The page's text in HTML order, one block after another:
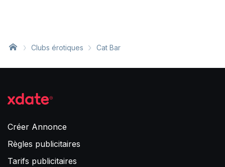
Clubs érotiques Cat Bar
Créer Annonce
Règles publicitaires
Tarifs publicitaires